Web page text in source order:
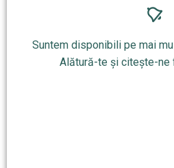
Suntem disponibili pe mai
Alătură-te și citește-ne